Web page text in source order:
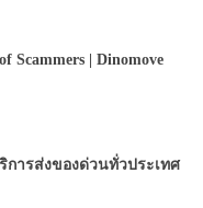
Scammers | Dinomove
การส่งของด่วนทั่วประเทศ